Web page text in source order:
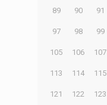
89 90 91
97 98 99
105 106 107
113 114 115
121 122 123